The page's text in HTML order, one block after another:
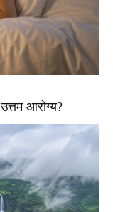
आरोग्य?